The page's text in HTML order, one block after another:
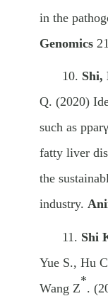
in the
Genomics
10. Shi,
Q. (2020)
such as
fatty liver
the
industry.
11. Shi
YueS., Hu
Wang Z
*
.